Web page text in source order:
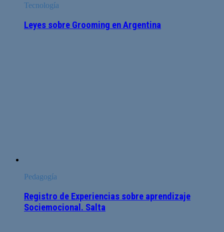
Tecnología
Leyes sobre Grooming en Argentina
Pedagogía
Registro de Experiencias sobre aprendizaje
Sociemocional. Salta